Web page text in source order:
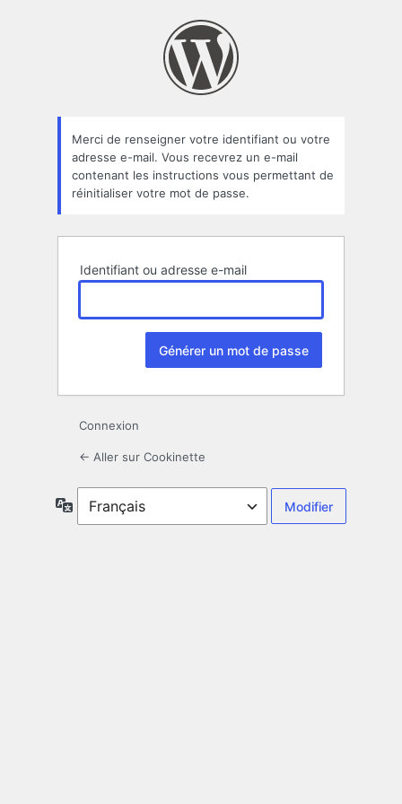
oublié
Merci de renseigner votre identifiant ou votre
adresse e-mail. Vous recevrez un e-mail
contenant les instructions vous permettant de
réinitialiser votre mot de passe.
Identifiant ou adresse e-mail
Connexion
← Aller sur Cookinette
Langue